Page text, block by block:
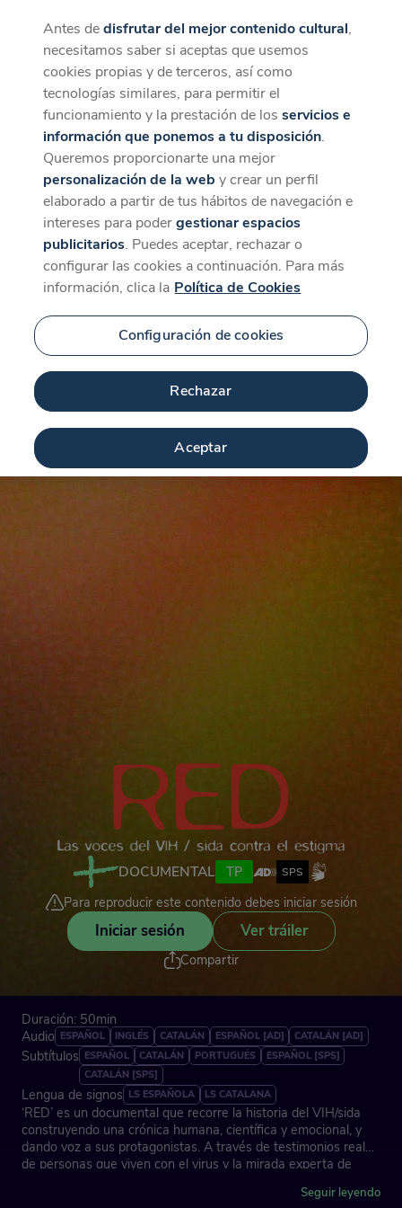
CaixaForum+
La mejor experiencia desde la App
Descargar
DOCUMENTAL TP SPS
Para reproducir este contenido debes iniciar sesión
Iniciar sesión Ver tráiler
Compartir
Duración: 50min
Audio ESPAÑOL INGLÉS CATALÁN ESPAÑOL [AD] CATALÁN [AD]
Subtítulos ESPAÑOL CATALÁN PORTUGUÉS
ESPAÑOL [SPS]
CATALÁN [SPS]
Lengua de signos LS ESPAÑOLA LS CATALANA
‘RED’ es un documental que recorre la historia del VIH/sida
construyendo una crónica humana, científica y emocional, y
dando voz a sus protagonistas. A través de testimonios reales
de personas que viven con el virus y la mirada experta de
sensibilidad para combatir el estigma, celebrar losSeguir leyendo
Antes dedisfrutar del mejor contenido cultural,
necesitamos saber si aceptas que usemos
cookies propias y de terceros, así como
tecnologías similares, para permitir el
funcionamiento y la prestación de losservicios e
información que ponemos a tu disposición.
Queremos proporcionarte una mejor
personalización de la web y crear un perfil
elaborado a partir de tus hábitos de navegación e
intereses para podergestionar espacios
publicitarios. Puedes aceptar, rechazar o
configurar las cookies a continuación. Para más
información, clica la Política de Cookies
Configuración de cookies
Rechazar
Aceptar